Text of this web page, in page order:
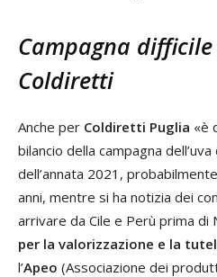
Campagna
Coldiretti
Anche per Coldiretti Puglia «è
bilancio della campagna
dell’annata 2021,
anni, mentre si ha notizia dei
arrivare da Cile e Perù prima di
per la valorizzazione e la
l’Apeo (Associazione dei